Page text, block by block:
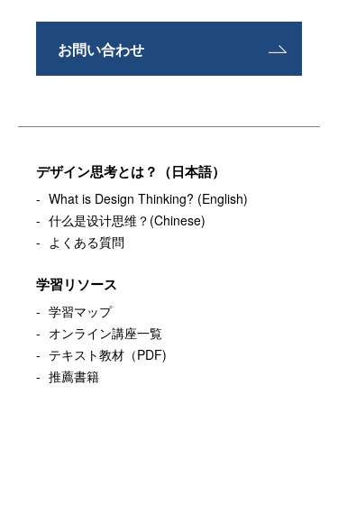
お問い合わせ
デザイン思考とは？（日本語）
What is Design Thinking? (English)
什么是设计思维？(Chinese)
よくある質問
学習リソース
学習マップ
オンライン講座一覧
テキスト教材（PDF)
推薦書籍